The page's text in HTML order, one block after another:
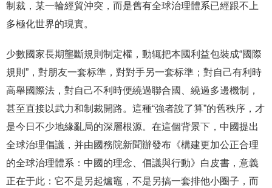
制裁，某一輪經貿沖突，而是舊有全球治理體系已經跟不上
多極化世界的現實。
少數國家長期壟斷規則制定權，動辄把本國利益包裝成“國際
規則”，對朋友一套标準，對對手另一套标準；對自己有利時
高舉國際法，對自己不利時便繞過聯合國、繞過多邊機制，
甚至直接以武力和制裁開路。這種“強者說了算”的舊秩序，才
是今日不少地緣亂局的深層根源。在這個背景下，中國提出
全球治理倡議，并由國務院新聞辦發布《構建更加公正合理
的全球治理體系：中國的理念、倡議與行動》白皮書，意義
正在于此：它不是另起爐竈，不是另搞一套排他小圈子，而